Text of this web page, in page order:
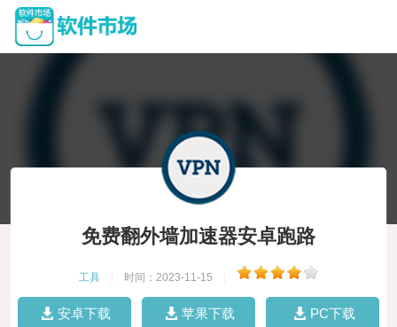
免费翻外墙加速器安卓跑路
工具 时间：2023-11-15
安卓下载 苹果下载 PC下载